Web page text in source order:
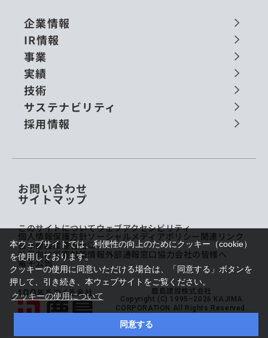
本ウェブサイトでは、利便性の向上のためにクッキー（cookie）
を使用しております。
クッキーの使用に同意いただける場合は、「同意する」ボタンを
押して、引き続き、本ウェブサイトをご覧ください。
クッキーの使用について
同意する
企業情報
IR情報
事業
実績
技術
サステナビリティ
採用情報
お問い合わせ
サイトマップ
このサイトについてウェブアクセシビリティ
個人情報保護方針ソーシャルメディアポリシー 関連リンク
日本建設業連合会
社員向け災害対策情報外部通報窓口 協力会社の皆様へ
電子公告
鹿島建設株式会社
Copyright (C) 1995–2026 KAJIMA
CORPORATION All Rights Reserved.